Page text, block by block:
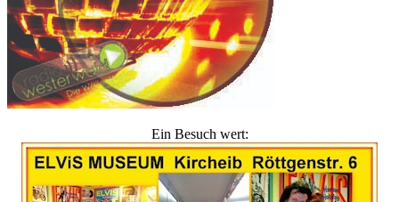
Ein Besuch wert: